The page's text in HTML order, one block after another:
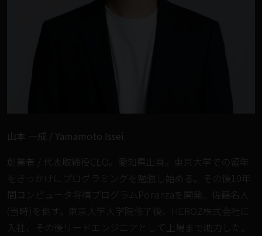
山本 一成 / Yamamoto Issei
創業者 / 代表取締役CEO。愛知県出身。東京大学での留年
をきっかけにプログラミングを勉強し始める。その後10年
間コンピュータ将棋プログラムPonanzaを開発、佐藤名人
(当時)を倒す。東京大学大学院修了後、HEROZ株式会社に
入社、その後リードエンジニアとして上場まで助力した。